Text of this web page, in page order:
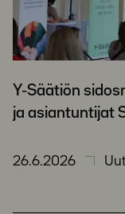
Y-Säätiön
ja asiantuntijat
26.6.2026